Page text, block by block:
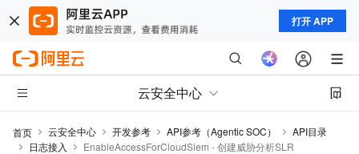
打开 APP
云安全中心
首页 云安全中心 开发参考 API参考（Agentic SOC）
API目录
日志接入
EnableAccessForCloudSiem - 创建威胁分析SLR